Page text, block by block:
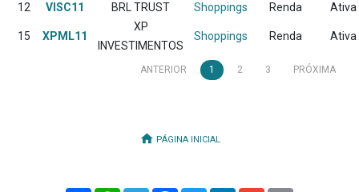
12
VISC11 BRL TRUST Shoppings Renda Ativa
15 XPML11
XP
INVESTIMENTOS
Shoppings Renda Ativa
ANTERIOR 1 2 3 PRÓXIMA
PÁGINA INICIAL